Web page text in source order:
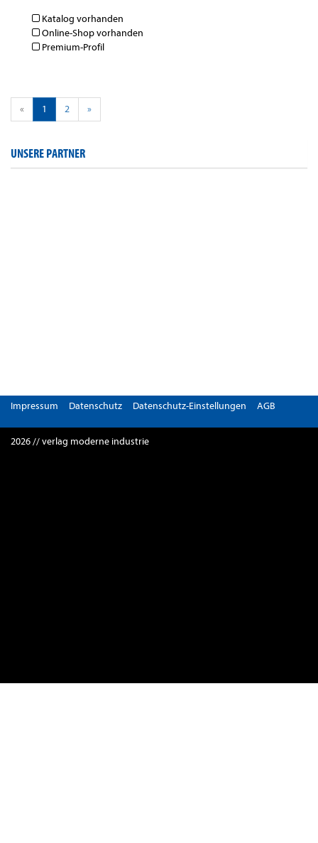
Katalog vorhanden
Online-Shop vorhanden
Premium-Profil
« 1 2 »
UNSERE PARTNER
Impressum Datenschutz Datenschutz-Einstellungen AGB
2026 // verlag moderne industrie